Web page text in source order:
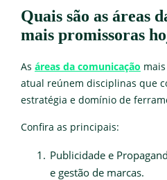
Quais são as áreas
mais promissoras
As áreas da comunicação
atual reúnem disciplinas que
estratégia e domínio de
Confira as principais:
Publicidade e
e gestão de marcas.